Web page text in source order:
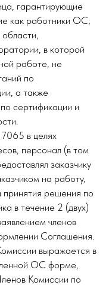
гарантирующие
как работники ОС,
в которой
работе, не
по
а также
сертификации и
в целях
персонал (в том
заказчику
на работу,
решения по
в течение 2 (двух)
членов
Соглашения.
выражается в
ОС форме,
Комиссии по